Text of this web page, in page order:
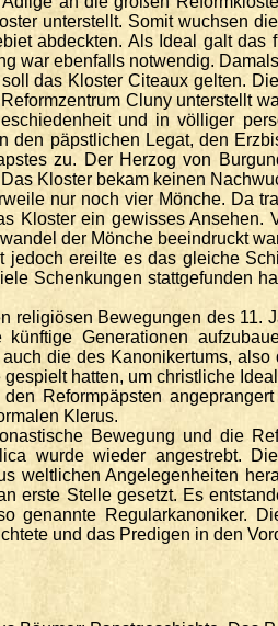
unterstellt. Somit wuchsen
abdeckten. Als Ideal galt
war ebenfalls notwendig.
das Kloster Citeaux gelten.
Cluny unterstellt
und in völliger
den päpstlichen Legat, den
zu. Der Herzog von
Kloster bekam keinen
nur noch vier Mönche. Da
Kloster ein gewisses Ansehen.
der Mönche beeindruckt
jedoch ereilte es das gleiche
Schenkungen stattgefunden
religiösen Bewegungen des 11.
Generationen
die des Kanonikertums,
hatten, um christliche
Reformpäpsten
Klerus.
Bewegung und die
wurde wieder angestrebt.
weltlichen Angelegenheiten
erste Stelle gesetzt. Es
genannte Regularkanoniker.
und das Predigen in den